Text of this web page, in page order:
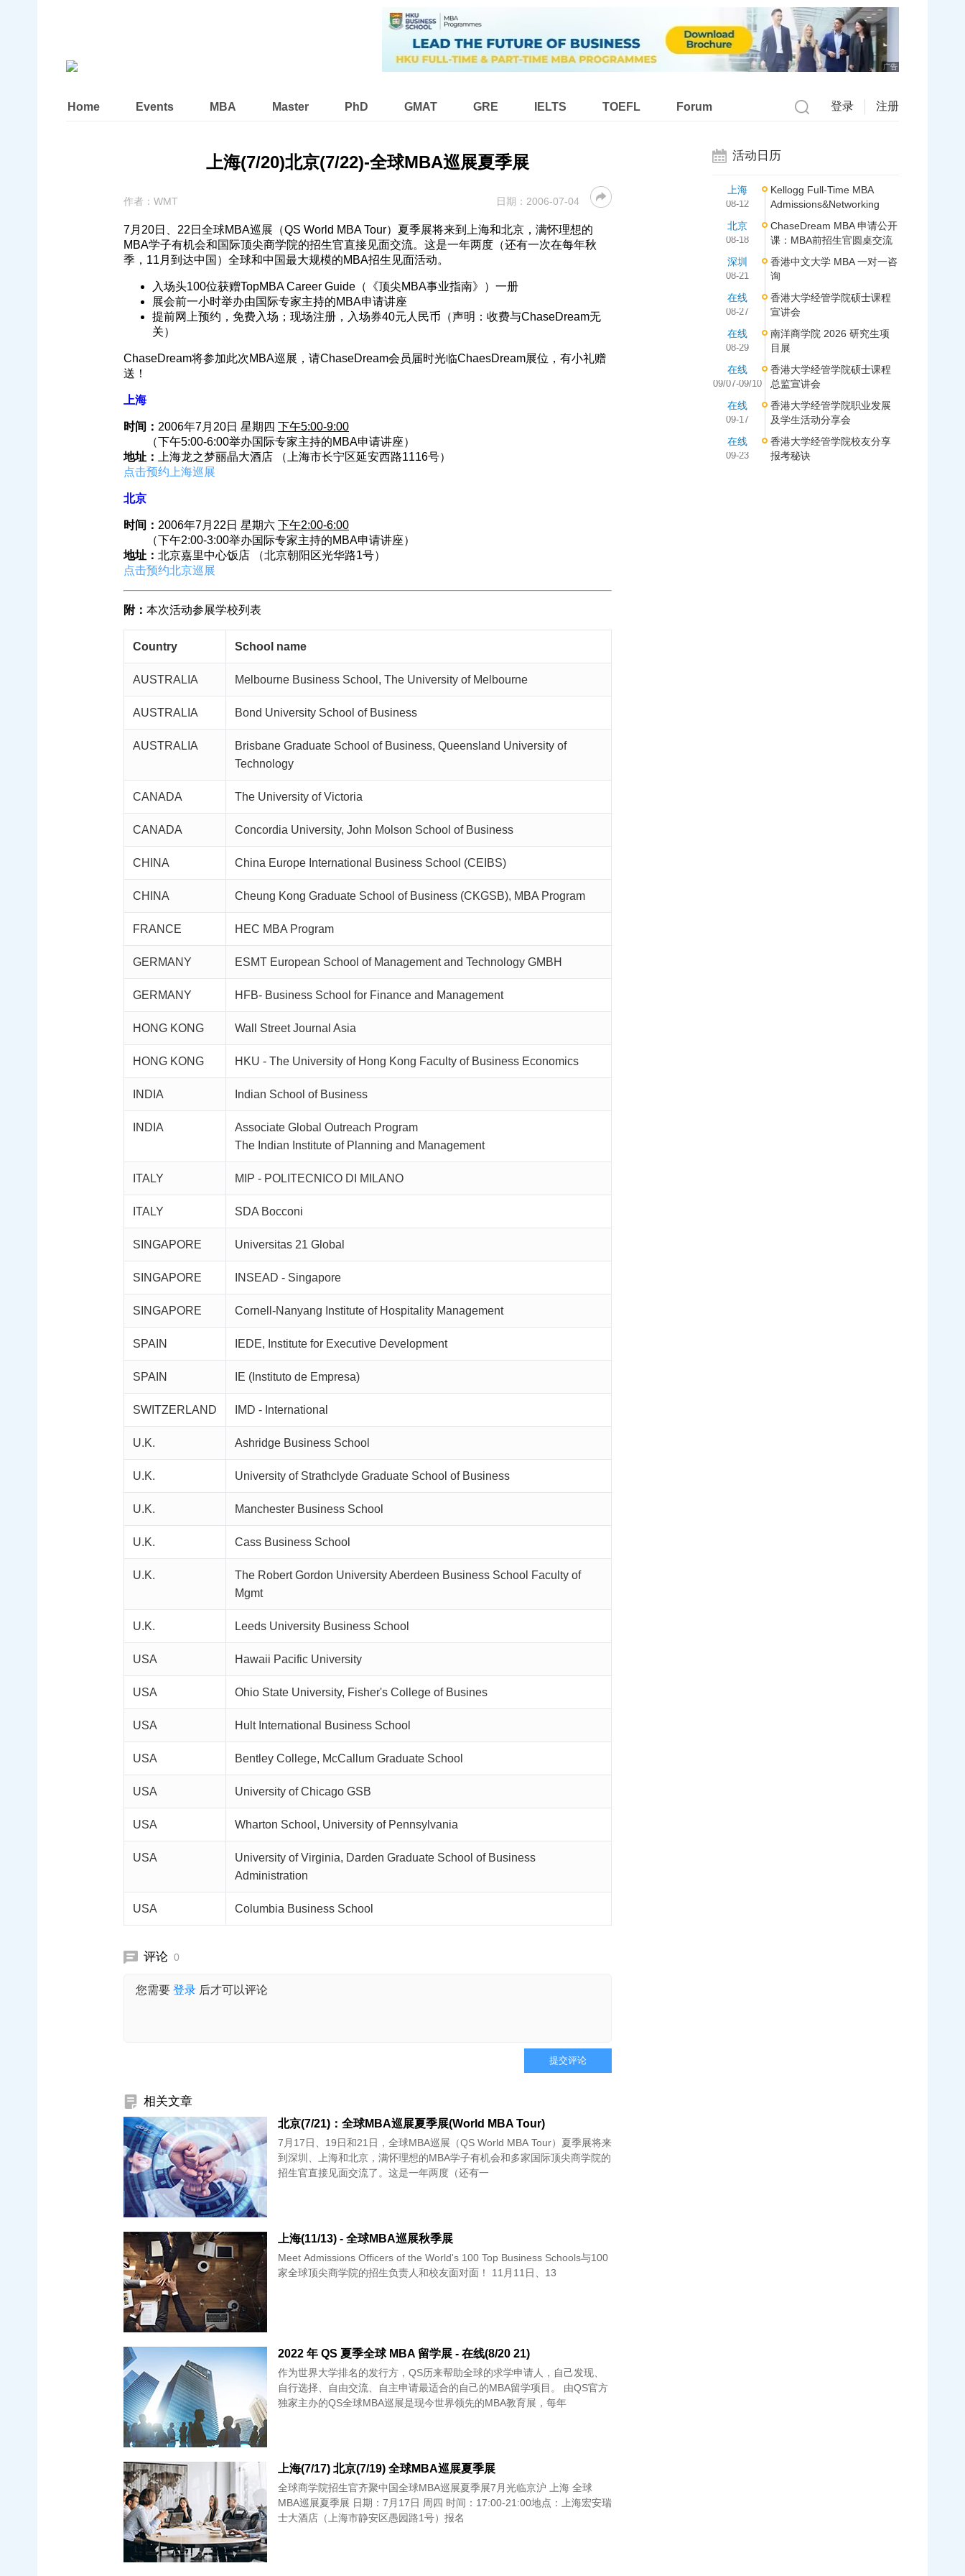
广告
Home Events MBA Master PhD GMAT GRE IELTS TOEFL Forum 登录 注册
上海(7/20)北京(7/22)-全球MBA巡展夏季展
作者： WMT 日期： 2006-07-04
7月20日、22日全球MBA巡展（QS World MBA Tour）夏季展将来到上海和北京，满怀理想的
MBA学子有机会和国际顶尖商学院的招生官直接见面交流。这是一年两度（还有一次在每年秋
季，11月到达中国）全球和中国最大规模的MBA招生见面活动。
入场头100位获赠TopMBA Career Guide（《顶尖MBA事业指南》）一册
展会前一小时举办由国际专家主持的MBA申请讲座
提前网上预约，免费入场；现场注册，入场券40元人民币（声明：收费与ChaseDream无
关）
ChaseDream将参加此次MBA巡展，请ChaseDream会员届时光临ChaesDream展位，有小礼赠
送！
上海
时间： 2006年7月20日 星期四 下午5:00-9:00
（下午5:00-6:00举办国际专家主持的MBA申请讲座）
地址：
上海龙之梦丽晶大酒店 （上海市长宁区延安西路1116号）
点击预约上海巡展
北京
时间： 2006年7月22日 星期六 下午2:00-6:00
（下午2:00-3:00举办国际专家主持的MBA申请讲座）
地址： 北京嘉里中心饭店 （北京朝阳区光华路1号）
点击预约北京巡展
附： 本次活动参展学校列表
Country School name
AUSTRALIA Melbourne Business School, The University of Melbourne
AUSTRALIA Bond University School of Business
AUSTRALIA
Brisbane Graduate School of Business, Queensland University of
Technology
CANADA The University of Victoria
CANADA Concordia University, John Molson School of Business
CHINA China Europe International Business School (CEIBS)
CHINA Cheung Kong Graduate School of Business (CKGSB), MBA Program
FRANCE HEC MBA Program
GERMANY ESMT European School of Management and Technology GMBH
GERMANY HFB- Business School for Finance and Management
HONG KONG Wall Street Journal Asia
HONG KONG HKU - The University of Hong Kong Faculty of Business Economics
INDIA Indian School of Business
INDIA
Associate Global Outreach Program
The Indian Institute of Planning and Management
ITALY MIP - POLITECNICO DI MILANO
ITALY SDA Bocconi
SINGAPORE Universitas 21 Global
SINGAPORE INSEAD - Singapore
SINGAPORE Cornell-Nanyang Institute of Hospitality Management
SPAIN IEDE, Institute for Executive Development
SPAIN IE (Instituto de Empresa)
SWITZERLAND IMD - International
U.K. Ashridge Business School
U.K. University of Strathclyde Graduate School of Business
U.K. Manchester Business School
U.K. Cass Business School
U.K.
The Robert Gordon University Aberdeen Business School Faculty of
Mgmt
U.K. Leeds University Business School
USA Hawaii Pacific University
USA Ohio State University, Fisher's College of Busines
USA Hult International Business School
USA Bentley College, McCallum Graduate School
USA University of Chicago GSB
USA Wharton School, University of Pennsylvania
USA
University of Virginia, Darden Graduate School of Business
Administration
USA Columbia Business School
评论 0
您需要 登录 后才可以评论
提交评论
相关文章
北京(7/21)：全球MBA巡展夏季展(World MBA Tour)
7月17日、19日和21日，全球MBA巡展（QS World MBA Tour）夏季展将来
到深圳、上海和北京，满怀理想的MBA学子有机会和多家国际顶尖商学院的
招生官直接见面交流了。这是一年两度（还有一
上海(11/13) - 全球MBA巡展秋季展
Meet Admissions Officers of the World's 100 Top Business Schools与100
家全球顶尖商学院的招生负责人和校友面对面！ 11月11日、13
2022 年 QS 夏季全球 MBA 留学展 - 在线(8/20 21)
作为世界大学排名的发行方，QS历来帮助全球的求学申请人，自己发现、
自行选择、自由交流、自主申请最适合的自己的MBA留学项目。 由QS官方
独家主办的QS全球MBA巡展是现今世界领先的MBA教育展，每年
上海(7/17) 北京(7/19) 全球MBA巡展夏季展
全球商学院招生官齐聚中国全球MBA巡展夏季展7月光临京沪 上海 全球
MBA巡展夏季展 日期：7月17日 周四 时间：17:00-21:00地点：上海宏安瑞
士大酒店（上海市静安区愚园路1号）报名
活动日历
上海
08-12
Kellogg Full-Time MBA
Admissions&Networking
北京
08-18
ChaseDream MBA 申请公开
课：MBA前招生官圆桌交流
深圳
08-21
香港中文大学 MBA 一对一咨
询
在线
08-27
香港大学经管学院硕士课程
宣讲会
在线
08-29
南洋商学院 2026 研究生项
目展
在线
09/07-09/10
香港大学经管学院硕士课程
总监宣讲会
在线
09-17
香港大学经管学院职业发展
及学生活动分享会
在线
09-23
香港大学经管学院校友分享
报考秘诀